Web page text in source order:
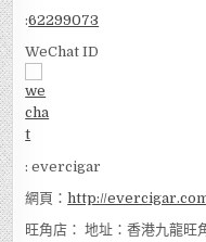
:62299073
WeChat ID
: evercigar
網頁：http://
旺角店： 地址：香港九龍